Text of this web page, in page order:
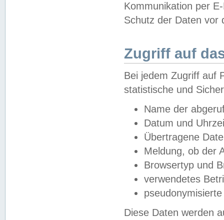
Kommunikation per
Schutz der Daten vor
Zugriff auf
Bei jedem Zugriff auf
statistische und
Name der
Datum und
Übertragene
Meldung, ob der
Browsertyp und
verwendetes
Diese Daten werden